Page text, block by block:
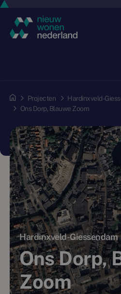
Projecten
Hardinxveld-
Ons Dorp, Blauwe Zoom
Hardinxveld-Giessendam
Ons Dorp,
Zoom